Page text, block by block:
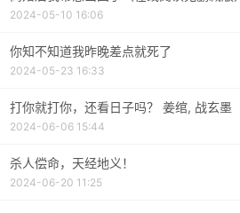
2024-05-10 16:06
你知不知道我昨晚差点就死了
2024-05-23 16:33
打你就打你，还看日子吗？ 姜绾, 战玄墨
2024-06-06 15:44
杀人偿命，天经地义！
2024-06-20 11:25